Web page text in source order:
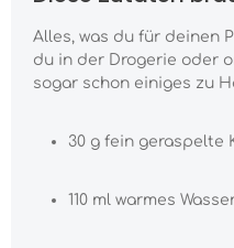
Alles, was du für deinen
du in der Drogerie oder
sogar schon einiges zu
30 g fein geraspelte
110 ml warmes